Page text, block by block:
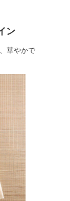
ン
華やかで